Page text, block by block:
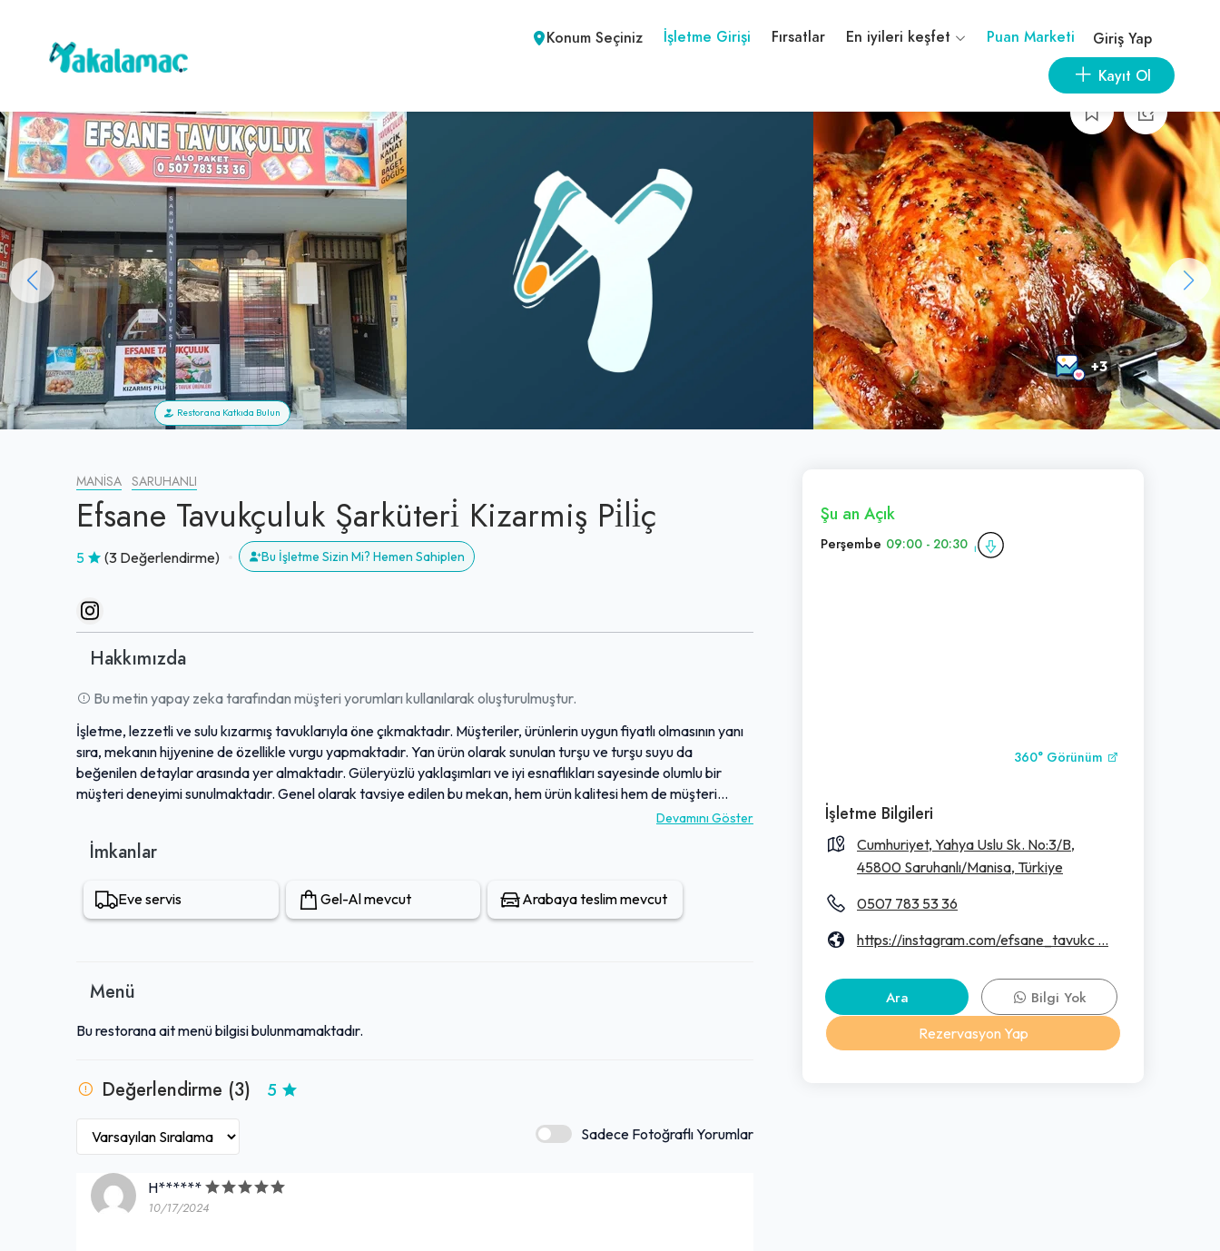
Konum Seçiniz İşletme Girişi Fırsatlar En iyileri keşfet Puan Marketi
Giriş Yap
Kayıt Ol
+3
Restorana Katkıda Bulun
MANISA SARUHANLI
Efsane Tavukçuluk Şarküteri̇ Kizarmiş Pi̇li̇ç
5 (3 Değerlendirme) Bu İşletme Sizin Mi? Hemen Sahiplen
Hakkımızda
Bu metin yapay zeka tarafından müşteri yorumları kullanılarak oluşturulmuştur.
İşletme, lezzetli ve sulu kızarmış tavuklarıyla öne çıkmaktadır. Müşteriler, ürünlerin uygun fiyatlı olmasının yanı
sıra, mekanın hijyenine de özellikle vurgu yapmaktadır. Yan ürün olarak sunulan turşu ve turşu suyu da
beğenilen detaylar arasında yer almaktadır. Güleryüzlü yaklaşımları ve iyi esnaflıkları sayesinde olumlu bir
müşteri deneyimi sunulmaktadır. Genel olarak tavsiye edilen bu mekan, hem ürün kalitesi hem de müşteri
Devamını Göster
İmkanlar
Eve servis Gel-Al mevcut Arabaya teslim mevcut
Menü
Bu restorana ait menü bilgisi bulunmamaktadır.
Değerlendirme (3) 5
Sadece Fotoğraflı Yorumlar
H******
10/17/2024
Şu an Açık
Perşembe 09:00 - 20:30
360° Görünüm
İşletme Bilgileri
Cumhuriyet, Yahya Uslu Sk. No:3/B,
45800 Saruhanlı/Manisa, Türkiye
0507 783 53 36
https://instagram.com/efsane_tavukc ...
Ara
Bilgi Yok
Rezervasyon Yap